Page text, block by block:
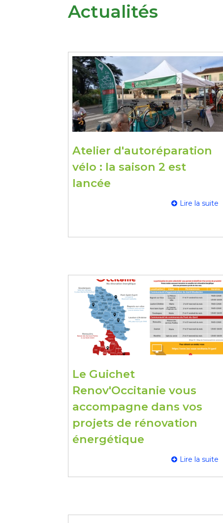
Actualités
Atelier d'autoréparation
vélo : la saison 2 est
lancée
Lire la suite
Le Guichet
Renov'Occitanie vous
accompagne dans vos
projets de rénovation
énergétique
Lire la suite